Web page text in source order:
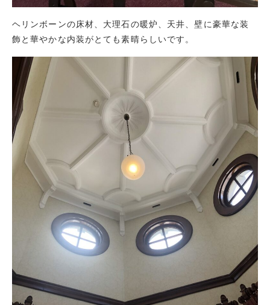
ヘリンボーンの床材、大理石の暖炉、天井、壁に豪華な装
飾と華やかな内装がとても素晴らしいです。